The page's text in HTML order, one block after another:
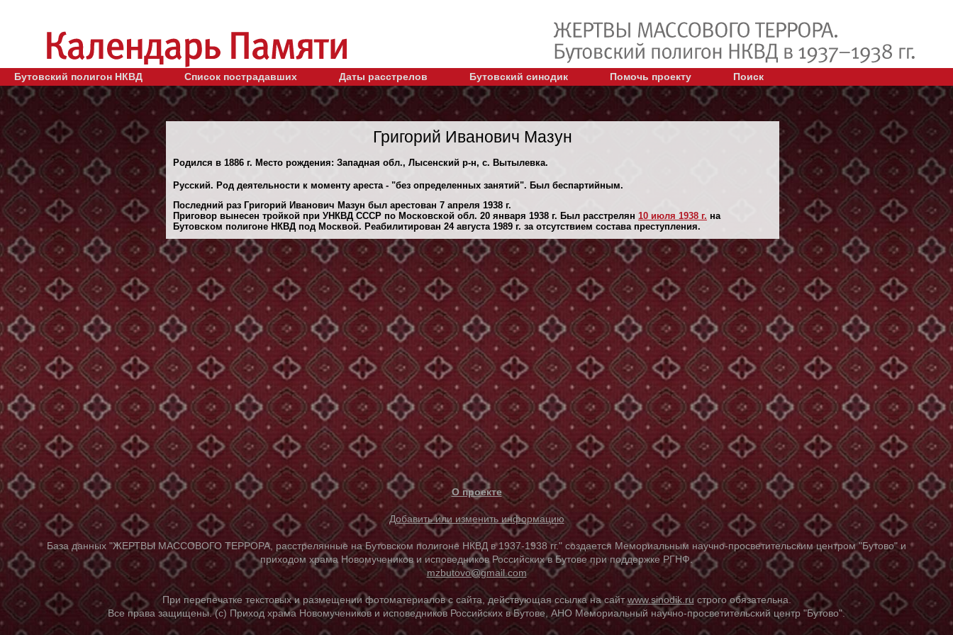
Бутовский полигон НКВД Список пострадавших Даты расстрелов Бутовский синодик Помочь проекту Поиск
Григорий Иванович Мазун
Родился в 1886 г. Место рождения: Западная обл., Лысенский р-н, с. Вытылевка.
Русский. Род деятельности к моменту ареста - "без определенных занятий". Был беспартийным.
Последний раз Григорий Иванович Мазун был арестован 7 апреля 1938 г.
Приговор вынесен тройкой при УНКВД СССР по Московской обл. 20 января 1938 г. Был расстрелян 10 июля 1938 г. на
Бутовском полигоне НКВД под Москвой. Реабилитирован 24 августа 1989 г. за отсутствием состава преступления.
О проекте
Добавить или изменить информацию
База данных "ЖЕРТВЫ МАССОВОГО ТЕРРОРА, расстрелянные на Бутовском полигоне НКВД в 1937-1938 гг." создается Мемориальным научно-просветительским центром "Бутово" и
приходом храма Новомучеников и исповедников Российских в Бутове при поддержке РГНФ.
mzbutovo@gmail.com
При перепечатке текстовых и размещении фотоматериалов с сайта, действующая ссылка на сайтwww.sinodik.ru строго обязательна.
Все права защищены. (с) Приход храма Новомучеников и исповедников Российских в Бутове, АНО Мемориальный научно-просветительский центр "Бутово".